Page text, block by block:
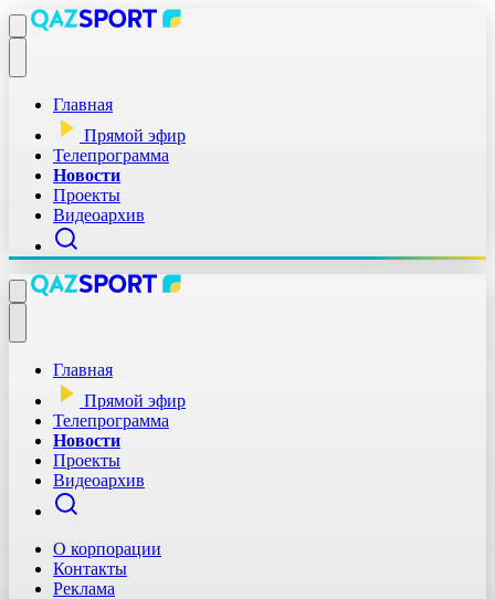
Главная
Прямой эфир
Телепрограмма
Новости
Проекты
Видеоархив
Главная
Прямой эфир
Телепрограмма
Новости
Проекты
Видеоархив
О корпорации
Контакты
Реклама